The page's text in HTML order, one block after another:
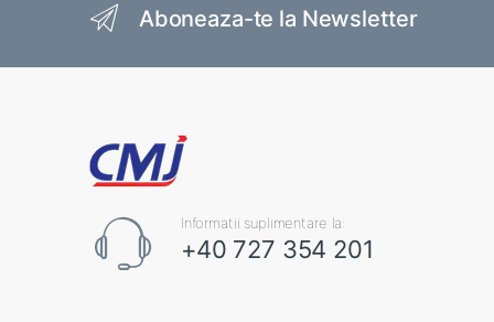
Aboneaza-te la Newsletter
Informatii suplimentare la:
+40 727 354 201